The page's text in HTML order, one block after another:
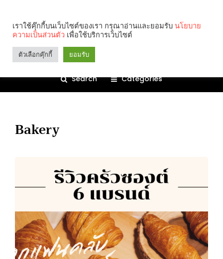
Search Categories
Bakery
เราใช้คุ๊กกี้บนเว็บไซต์ของเรา กรุณาอ่านและยอมรับ นโยบาย
ความเป็นส่วนตัว เพื่อใช้บริการเว็บไซต์
ตัวเลือกคุ๊กกี้ ยอมรับ